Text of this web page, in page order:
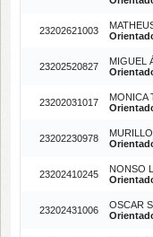
23202621003
23202520827
MIGUEL
23202031017
MONICA
23202230978
23202410245
NONSO
23202431006
OSCAR